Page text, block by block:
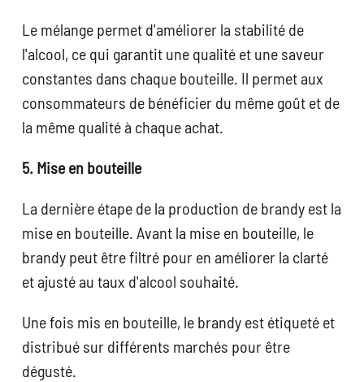
Le mélange permet d'améliorer la stabilité de
l'alcool, ce qui garantit une qualité et une saveur
constantes dans chaque bouteille. Il permet aux
consommateurs de bénéficier du même goût et de
la même qualité à chaque achat.
5. Mise en bouteille
La dernière étape de la production de brandy est la
mise en bouteille. Avant la mise en bouteille, le
brandy peut être filtré pour en améliorer la clarté
et ajusté au taux d'alcool souhaité.
Une fois mis en bouteille, le brandy est étiqueté et
distribué sur différents marchés pour être
dégusté.